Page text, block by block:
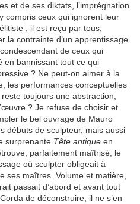
et de ses diktats, l’imprégnation
compris ceux qui ignorent leur
; il est reçu par tous,
la contrainte d’un apprentissage
de ceux qui
en bannissant tout ce qui
? Ne peut-on aimer à la
les performances conceptuelles
toujours une abstraction,
? Je refuse de choisir et
le bel ouvrage de Mauro
débuts de sculpteur, mais aussi
surprenante Tête antique en
parfaitement maîtrisé, le
où sculpter obligeait à
ses maîtres. Volume et matière,
passait d’abord et avant tout
de déconstruire, il ne s’en